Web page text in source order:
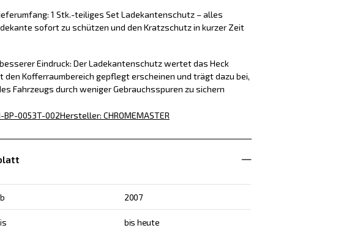
1 Stk.-teiliges Set Ladekantenschutz – alles
sofort zu schützen und den Kratzschutz in kurzer Zeit
Eindruck: Der Ladekantenschutz wertet das Heck
Kofferraumbereich gepflegt erscheinen und trägt dazu bei,
Fahrzeugs durch weniger Gebrauchsspuren zu sichern
BP-0053T-002Hersteller: CHROMEMASTER
2007
bis heute